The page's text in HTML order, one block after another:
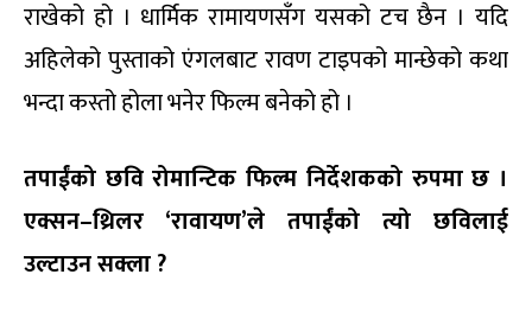
राखेको हो । धार्मिक रामायणसँग यसको टच छैन । यदि
अहिलेको पुस्ताको एंगलबाट रावण टाइपको मान्छेको कथा
भन्दा कस्तो होला भनेर फिल्म बनेको हो ।
तपाईंको छवि रोमान्टिक फिल्म निर्देशकको रुपमा छ ।
एक्सन–थ्रिलर ‘रावायण’ले तपाईंको त्यो छविलाई
उल्टाउन सक्ला ?